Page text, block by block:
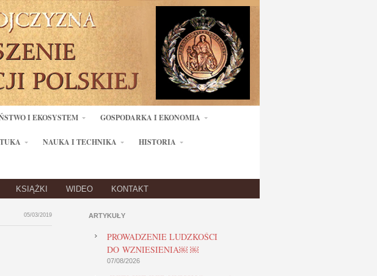
I EKOSYSTEM GOSPODARKA I EKONOMIA
NAUKA I TECHNIKA HISTORIA
KSIĄŻKI WIDEO KONTAKT
05/03/2019 ARTYKUŁY
PROWADZENIE LUDZKOŚCI
DO WZNIESIENIA￼ ￼
07/08/2026